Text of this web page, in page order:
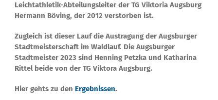
Leichtathletik-Abteilungsleiter der TG Viktoria Augsburg
Hermann Böving, der 2012 verstorben ist.
Zugleich ist dieser Lauf die Austragung der Augsburger
Stadtmeisterschaft im Waldlauf. Die Augsburger
Stadtmeister 2023 sind Henning Petzka und Katharina
Rittel beide von der TG Viktora Augsburg.
Hier gehts zu den Ergebnissen.